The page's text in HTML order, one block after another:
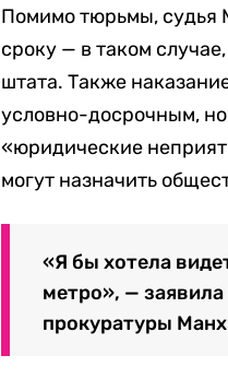
Помимо тюрьмы, судья
сроку — в таком
штата. Также
условно-досрочным,
«юридические
могут назначить
«Я бы хотела
метро», —
прокуратуры